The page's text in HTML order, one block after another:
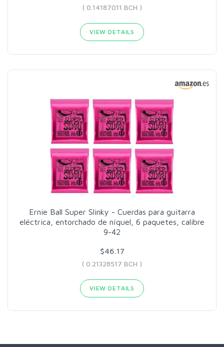
( 0.14187011 BCH )
VIEW DETAILS
Ernie Ball Super Slinky - Cuerdas para guitarra
eléctrica, entorchado de níquel, 6 paquetes, calibre
9-42
$46.17
( 0.21328517 BCH )
VIEW DETAILS